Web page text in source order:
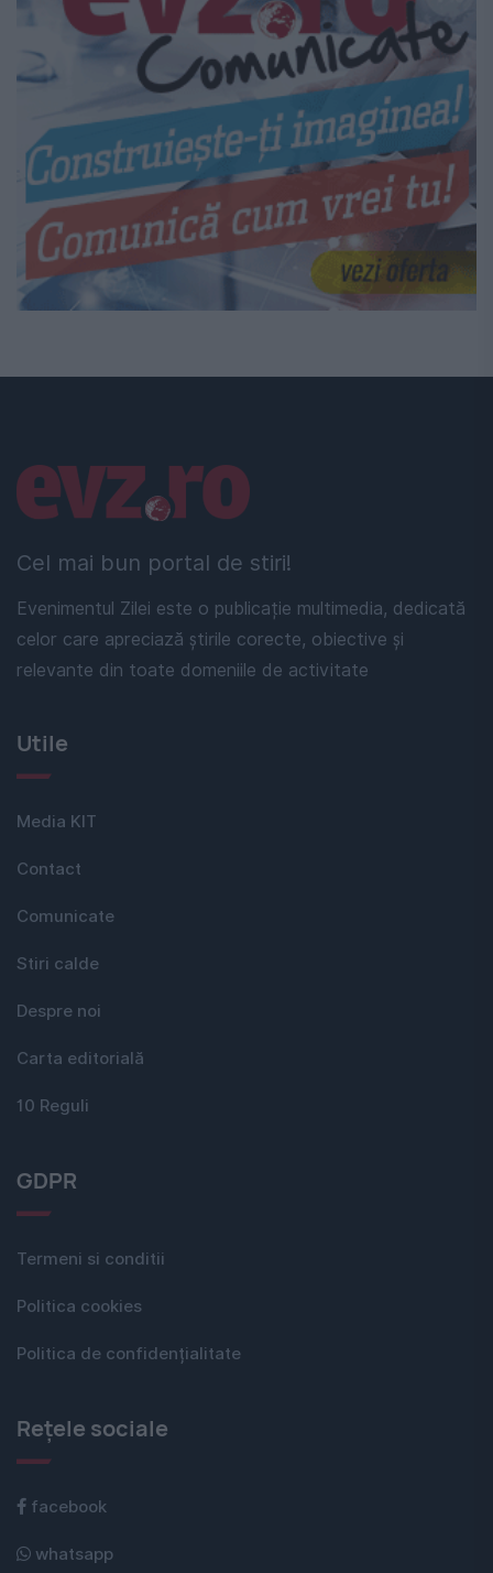
Cel mai bun portal de stiri!
Evenimentul Zilei este o publicație multimedia, dedicată
celor care apreciază știrile corecte, obiective și
relevante din toate domeniile de activitate
Linkuri utile
Utile
Media KIT
Contact
Comunicate
Stiri calde
Despre noi
Carta editorială
10 Reguli
GDPR
Termeni si conditii
Politica cookies
Politica de confidențialitate
Rețele sociale
facebook
whatsapp